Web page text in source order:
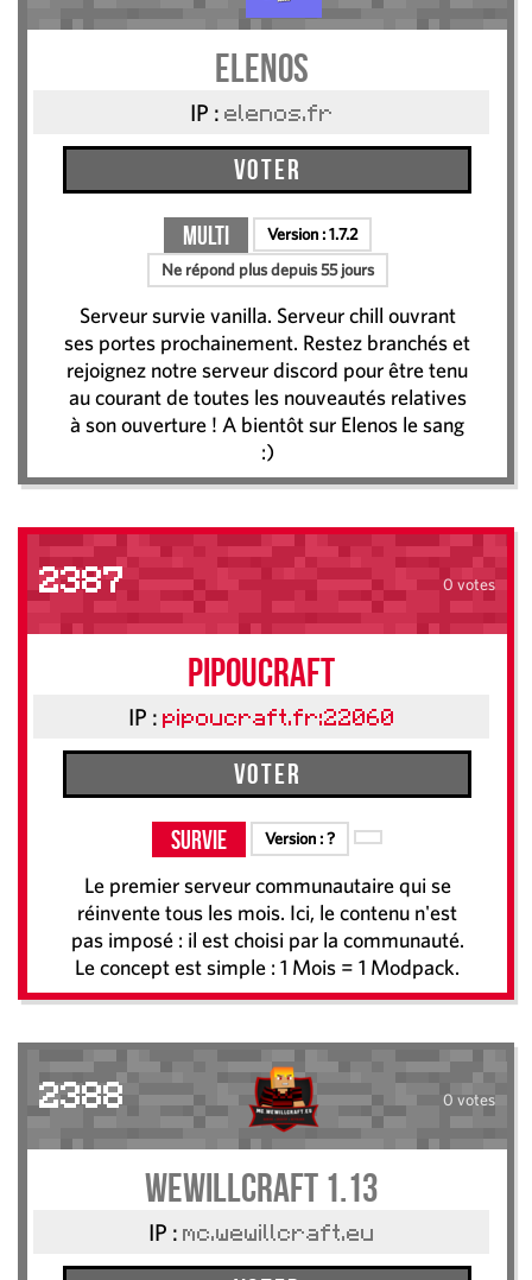
Elenos
IP : elenos.fr
Voter
Multi Version :1.7.2
Ne répond plus depuis 55 jours
Serveur survie vanilla. Serveur chill ouvrant
ses portes prochainement. Restez branchés et
rejoignez notre serveur discord pour être tenu
au courant de toutes les nouveautés relatives
à son ouverture ! A bientôt sur Elenos le sang
:)
2387 0 votes
Pipoucraft
IP : pipoucraft.fr:22060
Voter
Survie Version :?
Le premier serveur communautaire qui se
réinvente tous les mois. Ici, le contenu n'est
pas imposé : il est choisi par la communauté.
Le concept est simple : 1 Mois = 1 Modpack.
2388 0 votes
WeWillCraft 1.13
IP : mc.wewillcraft.eu